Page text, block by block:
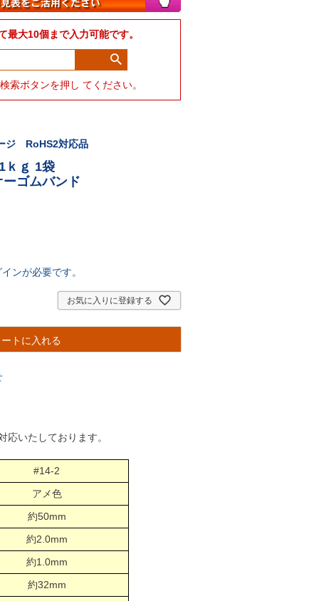
大10個まで入力可能です。
索ボタンを押し てください。
ジ RoHS2対応品
ｋｇ 1袋
ゴムバンド
ンが必要です。
お気に入りに登録する
トに入れる
応いたしております。
#14-2
アメ色
約50mm
約2.0mm
約1.0mm
約32mm